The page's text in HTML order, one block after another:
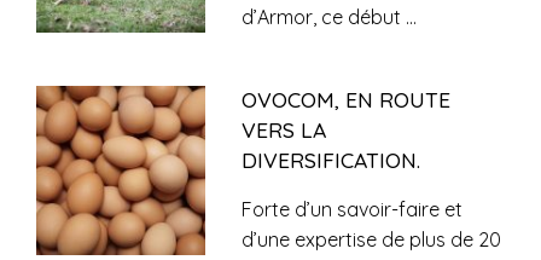
d’Armor, ce début ...
OVOCOM, EN ROUTE
VERS LA
DIVERSIFICATION.
Forte d’un savoir-faire et
d’une expertise de plus de 20